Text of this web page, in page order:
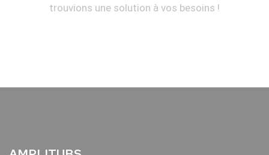
trouvions une solution à vos besoins !